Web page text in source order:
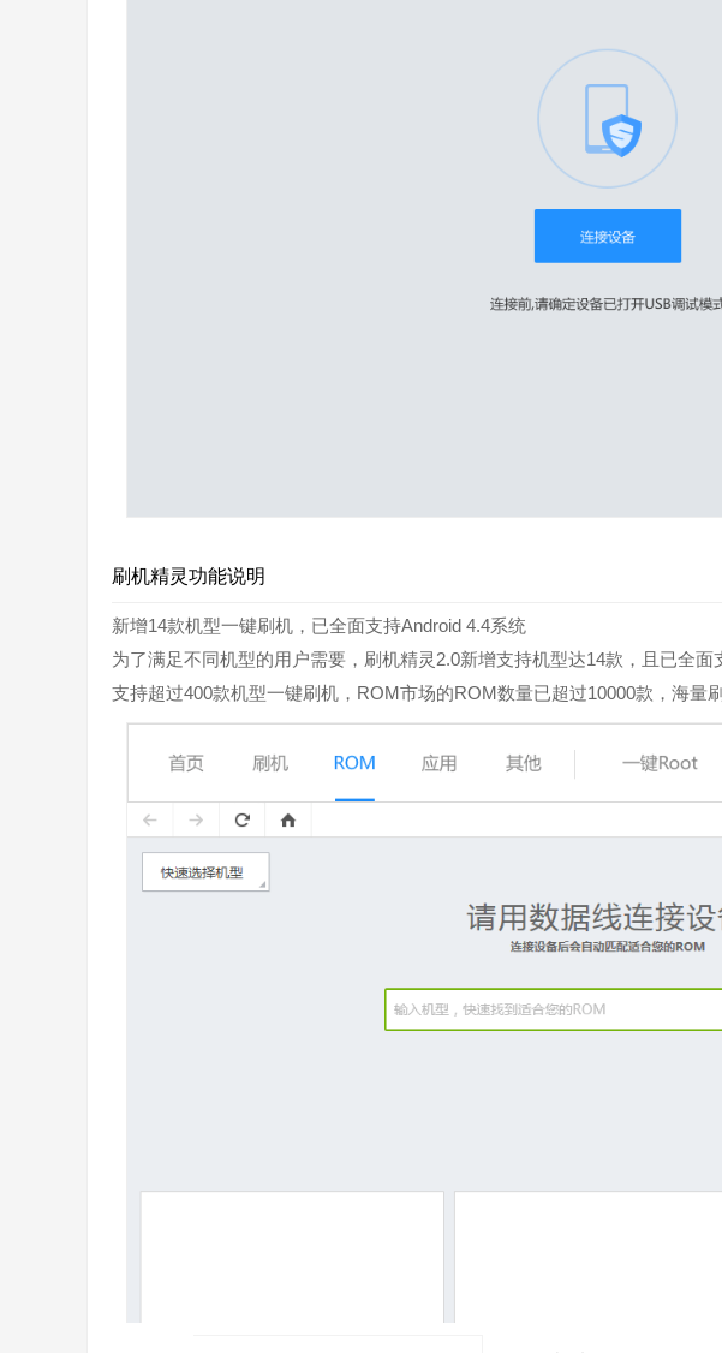
刷机精灵功能说明
新增14款机型一键刷机，已全面支持Android 4.4系统
为了满足不同机型的用户需要，刷机精灵2.0新增支持机型达14款，且已全
支持超过400款机型一键刷机，ROM市场的ROM数量已超过10000款，海量